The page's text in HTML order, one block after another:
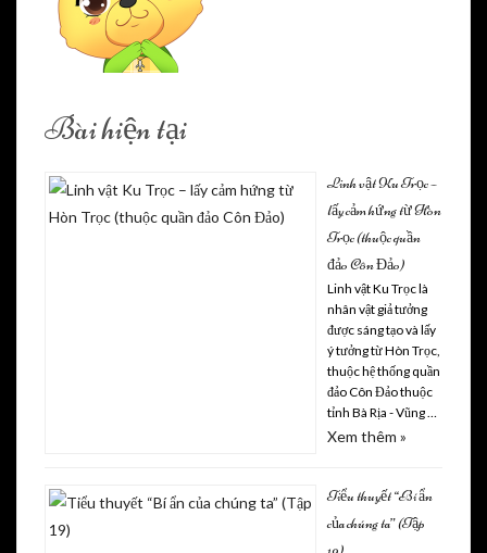
Bài hiện tại
Linh vật Ku Trọc –
lấy cảm hứng từ Hòn
Trọc (thuộc quần
đảo Côn Đảo)
Linh vật Ku Trọc là
nhân vật giả tưởng
được sáng tạo và lấy
ý tưởng từ Hòn Trọc,
thuộc hệ thống quần
đảo Côn Đảo thuộc
tỉnh Bà Rịa - Vũng …
Xem thêm »
Tiểu thuyết “Bí ẩn
của chúng ta” (Tập